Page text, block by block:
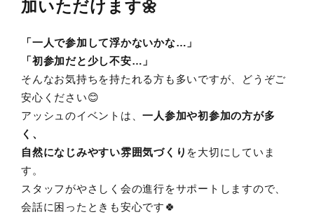
加いただけます🌼
「一人で参加して浮かないかな…」
「初参加だと少し不安…」
そんなお気持ちを持たれる方も多いですが、どうぞご
安心ください😊
アッシュのイベントは、一人参加や初参加の方が多
く、
自然になじみやすい雰囲気づくり を大切にしていま
す。
スタッフがやさしく会の進行をサポートしますので、
会話に困ったときも安心です🍀